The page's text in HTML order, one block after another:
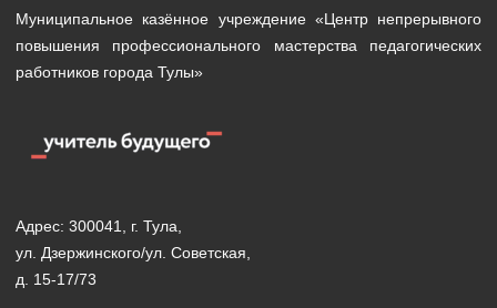
Муниципальное казённое учреждение «Центр непрерывного
повышения профессионального мастерства педагогических
работников города Тулы»
Адрес: 300041, г. Тула,
ул. Дзержинского/ул. Советская,
д. 15-17/73